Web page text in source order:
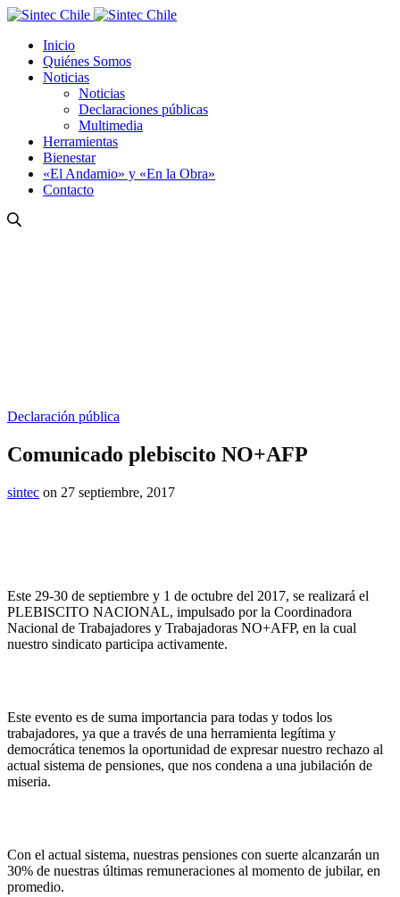
Inicio
Quiénes Somos
Noticias
Noticias
Declaraciones públicas
Multimedia
Herramientas
Bienestar
«El Andamio» y «En la Obra»
Contacto
Declaración pública
Comunicado plebiscito NO+AFP
sintec on 27 septiembre, 2017
Este 29-30 de septiembre y 1 de octubre del 2017, se realizará el
PLEBISCITO NACIONAL, impulsado por la Coordinadora
Nacional de Trabajadores y Trabajadoras NO+AFP, en la cual
nuestro sindicato participa activamente.
Este evento es de suma importancia para todas y todos los
trabajadores, ya que a través de una herramienta legítima y
democrática tenemos la oportunidad de expresar nuestro rechazo al
actual sistema de pensiones, que nos condena a una jubilación de
miseria.
Con el actual sistema, nuestras pensiones con suerte alcanzarán un
30% de nuestras últimas remuneraciones al momento de jubilar, en
promedio.